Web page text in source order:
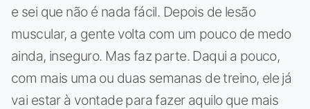
e sei que não é nada fácil. Depois de lesão
muscular, a gente volta com um pouco de medo
ainda, inseguro. Mas faz parte. Daqui a pouco,
com mais uma ou duas semanas de treino, ele já
vai estar à vontade para fazer aquilo que mais